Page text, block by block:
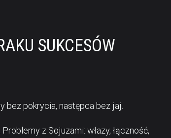
SUKCESÓW
bez pokrycia, następca bez jaj.
z Sojuzami: włazy, łączność,